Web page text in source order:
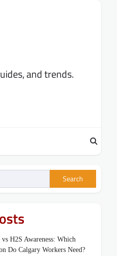
and trends.
Search
H2S Awareness: Which
Do Calgary Workers Need?